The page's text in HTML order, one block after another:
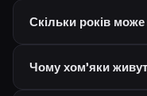
Скільки років
Чому хом'яки